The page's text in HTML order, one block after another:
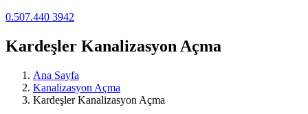
0.507.440 3942
Kardeşler Kanalizasyon Açma
Ana Sayfa
Kanalizasyon Açma
Kardeşler Kanalizasyon Açma